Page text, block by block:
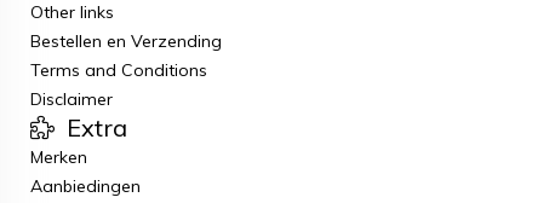
Other links
Bestellen en Verzending
Terms and Conditions
Disclaimer
Extra
Merken
Aanbiedingen